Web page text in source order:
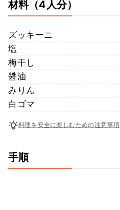
材料（4人分）
ズッキーニ
塩
梅干し
醤油
みりん
白ゴマ
料理を安全に楽しむための注意事項
手順